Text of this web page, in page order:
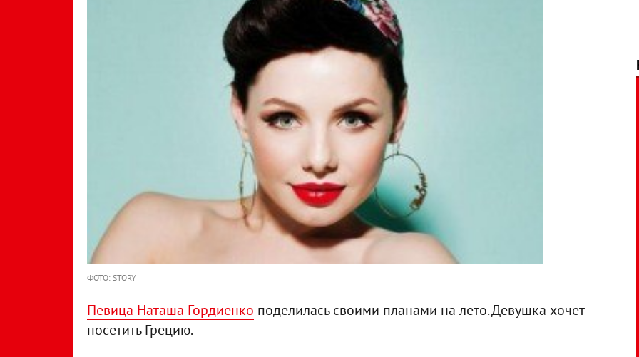
ФОТО: STORY
Певица Наташа Гордиенко поделилась своими планами на лето. Девушка хочет
посетить Грецию.